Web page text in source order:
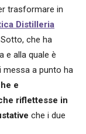
trasformare in
Distilleria
che ha
e alla quale è
messa a punto ha
e
riflettesse in
che i due